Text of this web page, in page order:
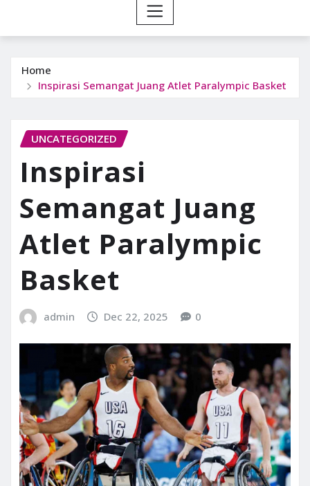
Home
Inspirasi Semangat Juang Atlet Paralympic Basket
UNCATEGORIZED
Inspirasi
Semangat Juang
Atlet Paralympic
Basket
admin Dec 22, 2025 0